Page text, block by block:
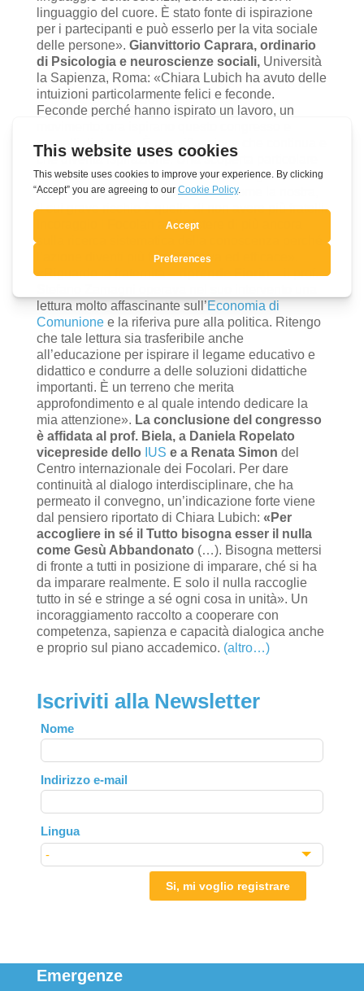
linguaggio del cuore. È stato fonte di ispirazione
per i partecipanti e può esserlo per la vita sociale
delle persone». Gianvittorio Caprara, ordinario
di Psicologia e neuroscienze sociali,Università
la Sapienza, Roma: «Chiara Lubich ha avuto delle
intuizioni particolarmente felici e feconde.
Feconde perché hanno ispirato un lavoro, un
progetti di ricerca. È una riflessione che continua e
che diventa ispirazione. Una scoperta particolare
per me è stata la pregnanza della categoria della
fratellanza, proprio in una società come la nostra,
il cui grave rischio è quello di non avere più fratelli.
Incoraggio i Focolari ad insistere di più ancora
sulla ricerca sistematica della conoscenza perché
l’azione diventi più trasformativa ed efficace».
«Riguardo la fraternità –riprende Fiorin– il prof.
lettura molto affascinante sull’Economia di
Comunionee la riferiva pure alla politica. Ritengo
che tale lettura sia trasferibile anche
all’educazione per ispirare il legame educativo e
didattico e condurre a delle soluzioni didattiche
importanti. È un terreno che merita
approfondimento e al quale intendo dedicare la
mia attenzione». La conclusione del congresso
è affidata al prof. Biela, a Daniela Ropelato
vicepreside dello IUS e a Renata Simon del
Centro internazionale dei Focolari. Per dare
continuità al dialogo interdisciplinare, che ha
permeato il convegno, un’indicazione forte viene
dal pensiero riportato di Chiara Lubich: «Per
accogliere in sé il Tutto bisogna esser il nulla
come Gesù Abbandonato (…). Bisogna mettersi
di fronte a tutti in posizione di imparare, ché si ha
da imparare realmente. E solo il nulla raccoglie
tutto in sé e stringe a sé ogni cosa in unità». Un
incoraggiamento raccolto a cooperare con
competenza, sapienza e capacità dialogica anche
e proprio sul piano accademico. (altro…)
Iscriviti alla Newsletter
Leave
this
field
blank
Nome
Indirizzo e-mail
Lingua
Si, mi voglio registrare
Emergenze